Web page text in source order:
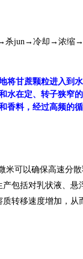
杀jun→冷却→浓缩
将甘蔗颗粒进入到
水在定、转子狭窄
香料，经过高频的
米可以确保高速分
包括对乳状液、悬
转移速度增加，